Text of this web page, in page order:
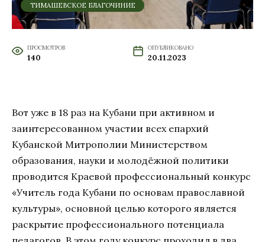
ТИМАШЕВСКОЕ БЛАГОЧИНИЕ
ПРОСМОТРОВ
140
ОПУБЛИКОВАНО
20.11.2023
Вот уже в 18 раз на Кубани при активном и
заинтересованном участии всех епархий
Кубанской Митрополии Министерством
образования, науки и молодёжной политики
проводится Краевой профессиональный конкурс
«Учитель года Кубани по основам православной
культуры», основной целью которого является
раскрытие профессионального потенциала